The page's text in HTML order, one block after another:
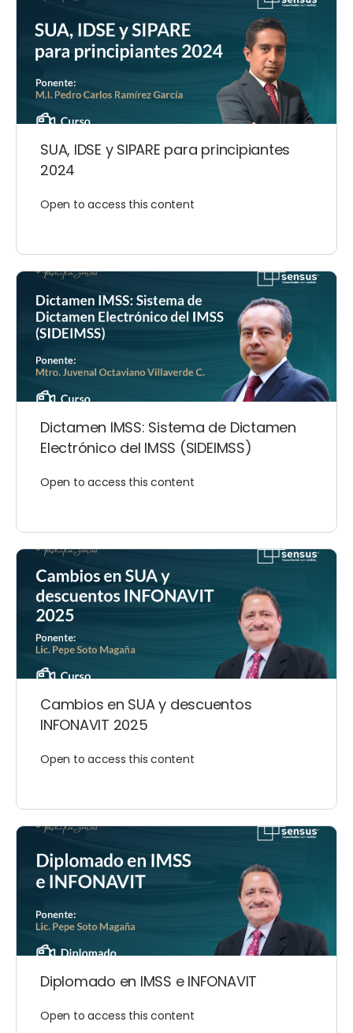
SUA, IDSE y SIPARE para principiantes
2024
Open to access this content
Dictamen IMSS: Sistema de Dictamen
Electrónico del IMSS (SIDEIMSS)
Open to access this content
Cambios en SUA y descuentos
INFONAVIT 2025
Open to access this content
Diplomado en IMSS e INFONAVIT
Open to access this content